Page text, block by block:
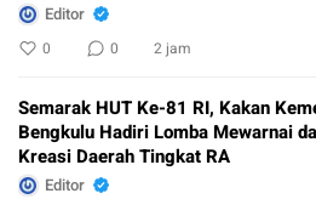
Editor
0 0 2 jam
Semarak HUT Ke-81 RI, Kakan
Bengkulu Hadiri Lomba Mewarnai
Kreasi Daerah Tingkat RA
Editor